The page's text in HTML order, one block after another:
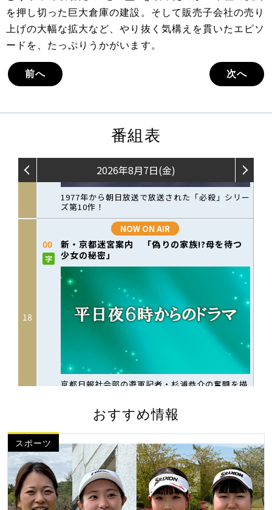
を押し切った巨大倉庫の建設。そして販売子会社の売り
上げの大幅な拡大など、やり抜く気構えを貫いたエピソ
ードを、たっぷりうかがいます。
前へ 次へ
番組表
おすすめ情報
スポーツ